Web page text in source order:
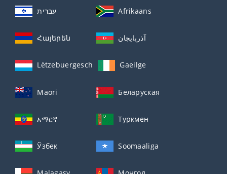
עברית Afrikaans
Հայերեն آذربايجان
Lëtzebuergesch Gaeilge
Maori Беларуская
አማርኛ Туркмен
Ўзбек Soomaaliga